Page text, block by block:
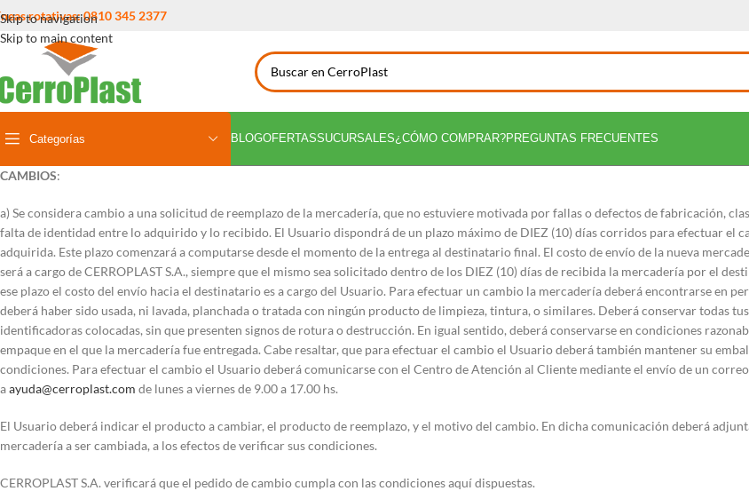
Skip to navigation
Skip to main content
rotativas: 0810 345 2377
Categorías BLOGOFERTASSUCURSALES¿CÓMO COMPRAR?PREGUNTAS FRECUENTES
CAMBIOS:
a) Se considera cambio a una solicitud de reemplazo de la mercadería, que no estuviere motivada por fallas o defectos de fabricación,
falta de identidad entre lo adquirido y lo recibido. El Usuario dispondrá de un plazo máximo de DIEZ (10) días corridos para efectuar el
adquirida. Este plazo comenzará a computarse desde el momento de la entrega al destinatario final. El costo de envío de la nueva
será a cargo de CERROPLAST S.A., siempre que el mismo sea solicitado dentro de los DIEZ (10) días de recibida la mercadería por el
ese plazo el costo del envío hacia el destinatario es a cargo del Usuario. Para efectuar un cambio la mercadería deberá encontrarse en
deberá haber sido usada, ni lavada, planchada o tratada con ningún producto de limpieza, tintura, o similares. Deberá conservar todas
identificadoras colocadas, sin que presenten signos de rotura o destrucción. En igual sentido, deberá conservarse en condiciones
empaque en el que la mercadería fue entregada. Cabe resaltar, que para efectuar el cambio el Usuario deberá también mantener su
condiciones. Para efectuar el cambio el Usuario deberá comunicarse con el Centro de Atención al Cliente mediante el envío de un
aayuda@cerroplast.com de lunes a viernes de 9.00 a 17.00 hs.
El Usuario deberá indicar el producto a cambiar, el producto de reemplazo, y el motivo del cambio. En dicha comunicación deberá
mercadería a ser cambiada, a los efectos de verificar sus condiciones.
CERROPLAST S.A. verificará que el pedido de cambio cumpla con las condiciones aquí dispuestas.